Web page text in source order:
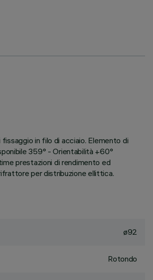
in filo di acciaio. Elemento di
359° - Orientabilità +60°
prestazioni di rendimento ed
per distribuzione ellittica.
ø92
Rotondo